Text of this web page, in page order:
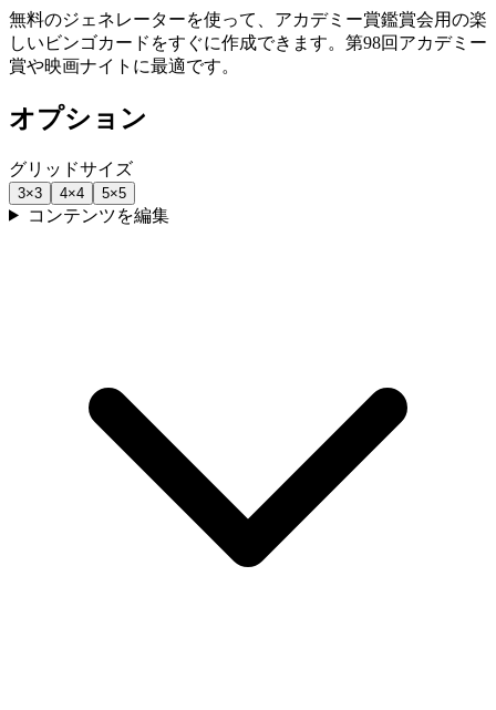
無料のジェネレーターを使って、アカデミー賞鑑賞会用の楽
しいビンゴカードをすぐに作成できます。第98回アカデミー
賞や映画ナイトに最適です。
オプション
グリッドサイズ
3×3 4×4 5×5
コンテンツを編集